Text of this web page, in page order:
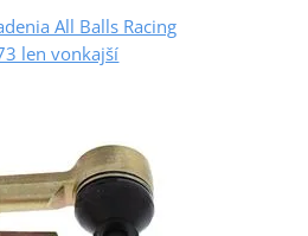
All Balls Racing
len vonkajší